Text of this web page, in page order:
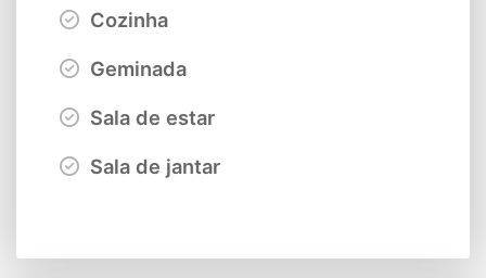
Cozinha
Geminada
Sala de estar
Sala de jantar